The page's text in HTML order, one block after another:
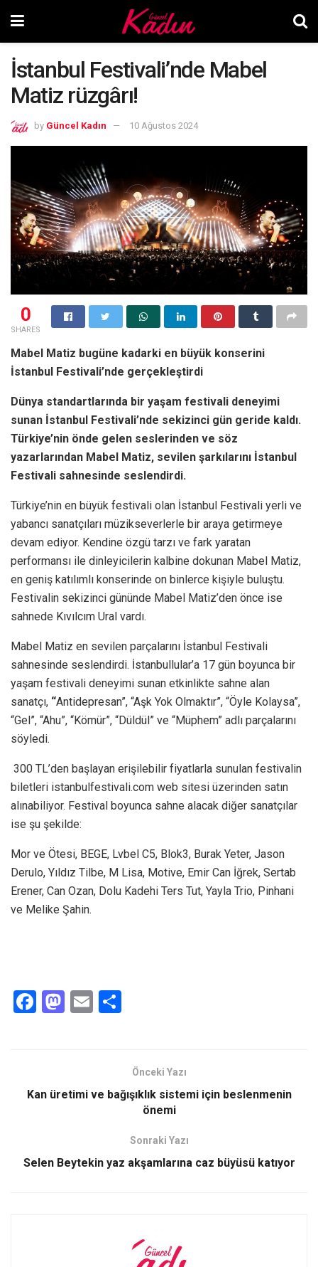
İstanbul Festivali’nde Mabel
Matiz rüzgârı!
by Güncel Kadın 10 Ağustos 2024
0
SHARES
Mabel Matiz bugüne kadarki en büyük konserini
İstanbul Festivali’nde gerçekleştirdi
Dünya standartlarında bir yaşam festivali deneyimi
sunan İstanbul Festivali’nde sekizinci gün geride kaldı.
Türkiye’nin önde gelen seslerinden ve söz
yazarlarından Mabel Matiz, sevilen şarkılarını İstanbul
Festivali sahnesinde seslendirdi.
Türkiye’nin en büyük festivali olan İstanbul Festivali yerli ve
yabancı sanatçıları müzikseverlerle bir araya getirmeye
devam ediyor. Kendine özgü tarzı ve fark yaratan
performansı ile dinleyicilerin kalbine dokunan Mabel Matiz,
en geniş katılımlı konserinde on binlerce kişiyle buluştu.
Festivalin sekizinci gününde Mabel Matiz’den önce ise
sahnede Kıvılcım Ural vardı.
Mabel Matiz en sevilen parçalarını İstanbul Festivali
sahnesinde seslendirdi. İstanbullular’a 17 gün boyunca bir
yaşam festivali deneyimi sunan etkinlikte sahne alan
sanatçı, “Antidepresan”, “Aşk Yok Olmaktır”, “Öyle Kolaysa”,
“Gel”, “Ahu”, “Kömür”, “Düldül” ve “Müphem” adlı parçalarını
söyledi.
300 TL’den başlayan erişilebilir fiyatlarla sunulan festivalin
biletleri istanbulfestivali.com web sitesi üzerinden satın
alınabiliyor. Festival boyunca sahne alacak diğer sanatçılar
ise şu şekilde:
Mor ve Ötesi, BEGE, Lvbel C5, Blok3, Burak Yeter, Jason
Derulo, Yıldız Tilbe, M Lisa, Motive, Emir Can İğrek, Sertab
Erener, Can Ozan, Dolu Kadehi Ters Tut, Yayla Trio, Pinhani
ve Melike Şahin.
F
o
M
d
E
Önceki Yazı
Kan üretimi ve bağışıklık sistemi için beslenmenin
önemi
Sonraki Yazı
Selen Beytekin yaz akşamlarına caz büyüsü katıyor